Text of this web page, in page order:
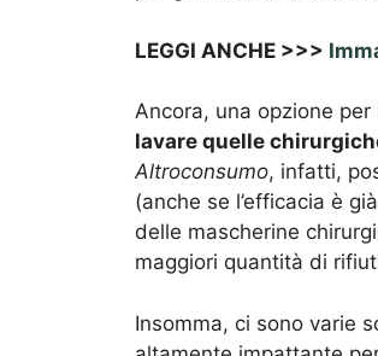
LEGGI ANCHE >>>
Ancora, una opzione
lavare quelle
Altroconsumo, infatti,
(anche se l’efficacia è
delle mascherine
maggiori quantità di
Insomma, ci sono varie